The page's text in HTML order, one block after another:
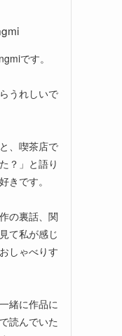
です。
うれしいで
、喫茶店で
？」と語り
です。
の裏話、関
て私が感じ
しゃべりす
緒に作品に
読んでいた